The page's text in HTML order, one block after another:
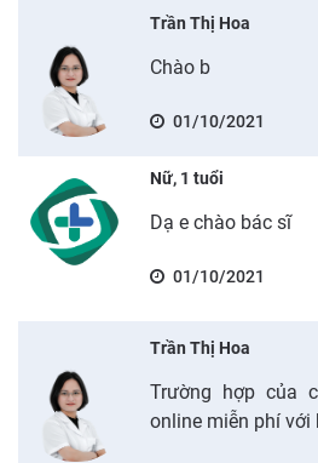
Trần Thị Hoa
Chào b
01/10/2021
Nữ, 1 tuổi
Dạ e chào bác sĩ
01/10/2021
Trần Thị Hoa
Trường hợp của
online miễn phí với